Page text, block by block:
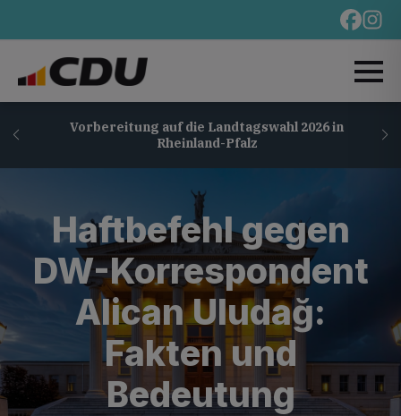
Vorbereitung auf die Landtagswahl 2026 in
Rheinland-Pfalz
Haftbefehl gegen
DW-Korrespondent
Alican Uludağ:
Fakten und
Bedeutung